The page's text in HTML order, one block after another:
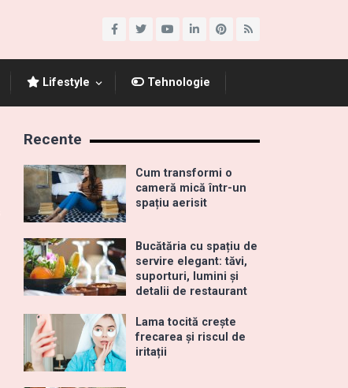
Lifestyle Tehnologie
Recente
Cum transformi o
cameră mică într-un
spațiu aerisit
Bucătăria cu spațiu de
servire elegant: tăvi,
suporturi, lumini și
detalii de restaurant
Lama tocită crește
frecarea și riscul de
iritații